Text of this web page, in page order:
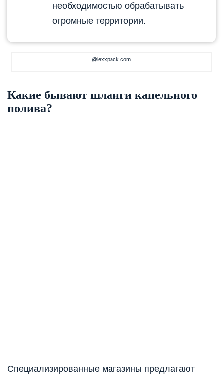
необходимостью обрабатывать
огромные территории.
@lexxpack.com
Какие бывают шланги капельного
полива?
Специализированные магазины предлагают